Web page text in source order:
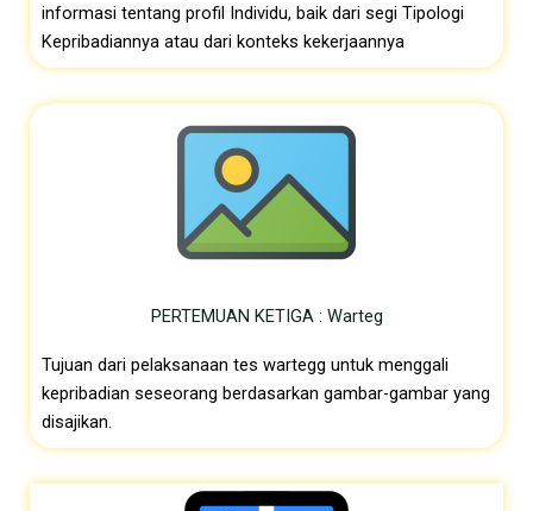
informasi tentang profil Individu, baik dari segi Tipologi
Kepribadiannya atau dari konteks kekerjaannya
PERTEMUAN KETIGA : Warteg
Tujuan dari pelaksanaan tes wartegg untuk menggali
kepribadian seseorang berdasarkan gambar-gambar yang
disajikan.